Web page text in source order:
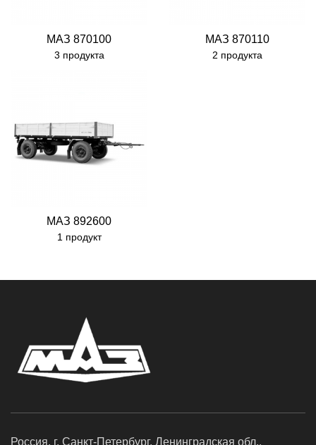
МАЗ 870100
3 продукта
МАЗ 870110
2 продукта
МАЗ 892600
1 продукт
Россия, г. Санкт-Петербург. Ленинградская обл.,